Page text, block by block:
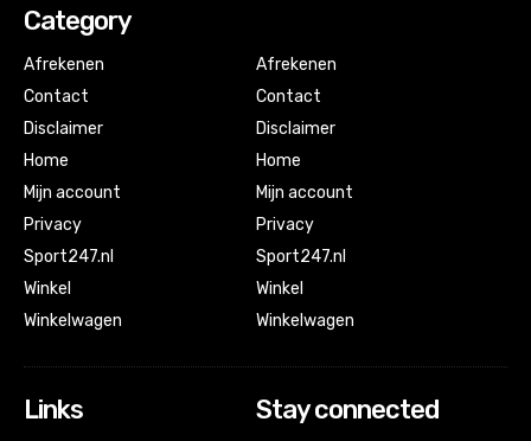
Category
Afrekenen
Contact
Disclaimer
Home
Mijn account
Privacy
Sport247.nl
Winkel
Winkelwagen
Afrekenen
Contact
Disclaimer
Home
Mijn account
Privacy
Sport247.nl
Winkel
Winkelwagen
Links Stay connected